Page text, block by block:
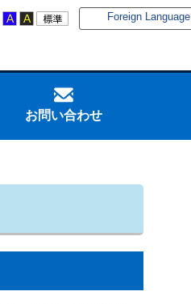
Foreign Language
お問い合わせ